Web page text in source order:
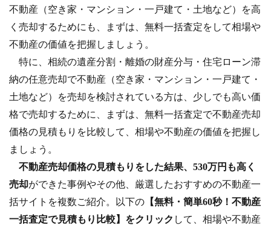
不動産（空き家・マンション・一戸建て・土地など）を高
く売却するためにも、まずは、無料一括査定をして相場や
不動産の価値を把握しましょう。
特に、相続の遺産分割・離婚の財産分与・住宅ローン滞
納の任意売却で不動産（空き家・マンション・一戸建て・
土地など）を売却を検討されている方は、少しでも高い価
格で売却するために、まずは、無料一括査定で不動産売却
価格の見積もりを比較して、相場や不動産の価値を把握し
ましょう。
不動産売却価格の見積もりをした結果、530万円も高く
売却ができた事例やその他、厳選したおすすめの不動産一
括サイトを複数ご紹介。以下の 【無料・簡単60秒！不動産
一括査定で見積もり比較】をクリック して、相場や不動産